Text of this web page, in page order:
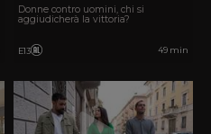
Donne contro uomini, chi si
aggiudicherà la vittoria?
E13 49 min